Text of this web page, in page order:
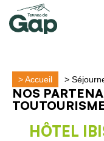
>Accueil >
NOS
HÔTEL